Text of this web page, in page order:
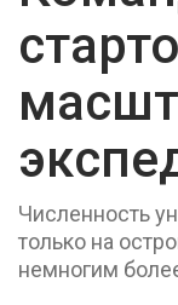
Численность
только на
немногим